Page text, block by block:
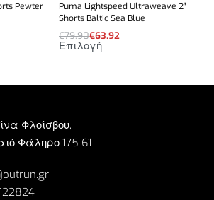
Pewter
Puma Lightspeed Ultraweave 2″
Shorts Baltic Sea Blue
€79.90€63.92
Επιλογή
Φλοίσβου,
Φάληρο 175 61